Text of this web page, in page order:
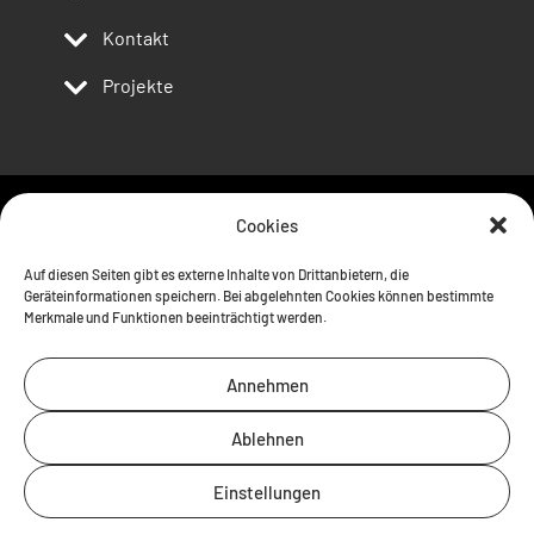
Cookies
Auf diesen Seiten gibt es externe Inhalte von Drittanbietern, die
Geräteinformationen speichern. Bei abgelehnten Cookies können bestimmte
Merkmale und Funktionen beeinträchtigt werden.
Annehmen
Ablehnen
Einstellungen
Kontakt
Projekte
Impressum Datenschutz